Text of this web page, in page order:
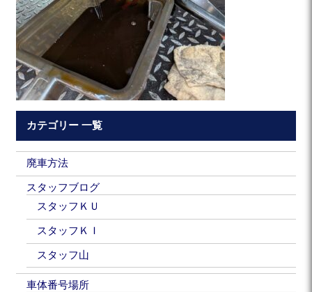
カテゴリー 一覧
廃車方法
スタッフブログ
スタッフＫＵ
スタッフＫＩ
スタッフ山
車体番号場所